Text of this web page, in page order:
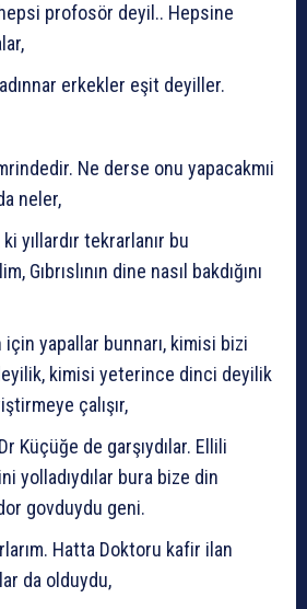
profosör deyil.. Hepsine
erkekler eşit deyiller.
Ne derse onu yapacakmıi
neler,
yıllardır tekrarlanır bu
Gıbrıslının dine nasıl bakdığını
için yapallar bunnarı, kimisi bizi
kimisi yeterince dinci deyilik
çalışır,
Küçüğe de garşıydılar. Ellili
yolladıydılar bura bize din
govduydu geni.
Hatta Doktoru kafir ilan
da olduydu,